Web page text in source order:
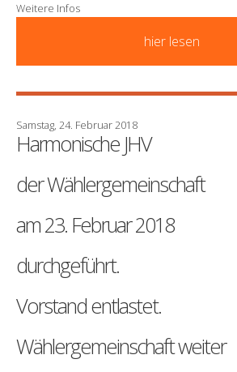
Weitere Infos
hier lesen
Samstag, 24. Februar 2018
Harmonische JHV
der Wählergemeinschaft
am 23. Februar 2018
durchgeführt.
Vorstand entlastet.
Wählergemeinschaft weiter